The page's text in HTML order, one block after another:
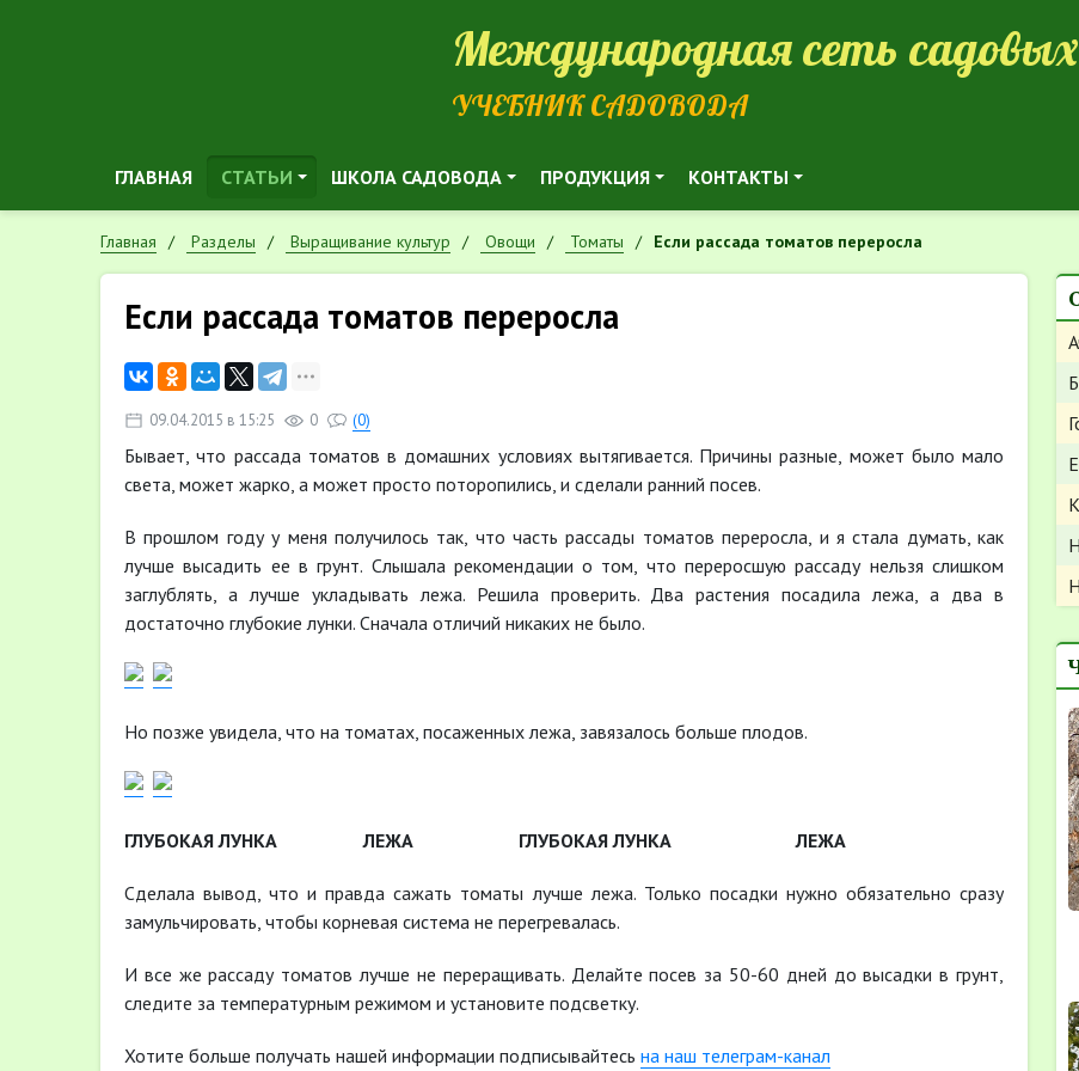
Международная сеть
УЧЕБНИК САДОВОДА
ГЛАВНАЯ СТАТЬИ ШКОЛА САДОВОДА ПРОДУКЦИЯ КОНТАКТЫ
Главная Разделы Выращивание культур Овощи Томаты Если рассада томатов переросла
Если рассада томатов переросла
09.04.2015 в 15:25 0 (0)
Бывает, что рассада томатов в домашних условиях вытягивается. Причины разные, может было мало
света, может жарко, а может просто поторопились, и сделали ранний посев.
В прошлом году у меня получилось так, что часть рассады томатов переросла, и я стала думать, как
лучше высадить ее в грунт. Слышала рекомендации о том, что переросшую рассаду нельзя слишком
заглублять, а лучше укладывать лежа. Решила проверить. Два растения посадила лежа, а два в
достаточно глубокие лунки. Сначала отличий никаких не было.
Но позже увидела, что на томатах, посаженных лежа, завязалось больше плодов.
ГЛУБОКАЯ ЛУНКА ЛЕЖА ГЛУБОКАЯ ЛУНКА ЛЕЖА
Сделала вывод, что и правда сажать томаты лучше лежа. Только посадки нужно обязательно сразу
замульчировать, чтобы корневая система не перегревалась.
И все же рассаду томатов лучше не переращивать. Делайте посев за 50-60 дней до высадки в грунт,
следите за температурным режимом и установите подсветку.
Хотите больше получать нашей информации подписывайтесь на наш телеграм-канал